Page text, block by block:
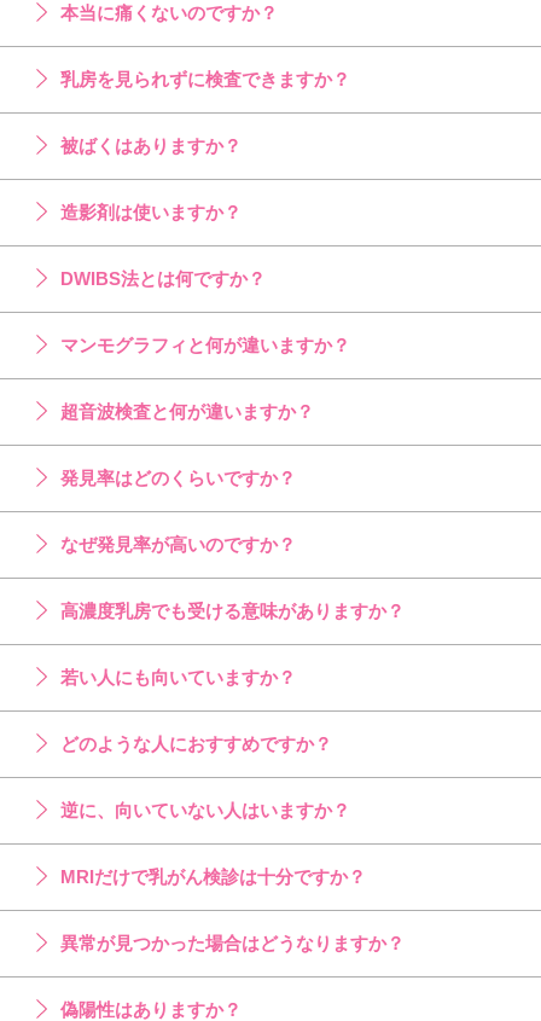
本当に痛くないのですか？
乳房を見られずに検査できますか？
被ばくはありますか？
造影剤は使いますか？
DWIBS法とは何ですか？
マンモグラフィと何が違いますか？
超音波検査と何が違いますか？
発見率はどのくらいですか？
なぜ発見率が高いのですか？
高濃度乳房でも受ける意味がありますか？
若い人にも向いていますか？
どのような人におすすめですか？
逆に、向いていない人はいますか？
MRIだけで乳がん検診は十分ですか？
異常が見つかった場合はどうなりますか？
偽陽性はありますか？